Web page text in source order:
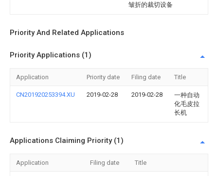
皱折的裁切设备
Priority And Related Applications
Priority Applications (1)
Application Priority date Filing date Title
CN201920253394.XU 2019-02-28 2019-02-28
一种自动
化毛皮拉
长机
Applications Claiming Priority (1)
Application Filing date Title